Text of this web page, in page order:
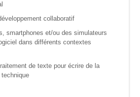
collaboratif
smartphones et/ou des simulateurs
dans différents contextes
de texte pour écrire de la